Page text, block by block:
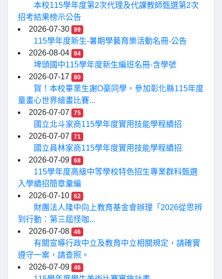
本校115學年度第2次代理及代課教師甄選第2次
招考結果榜示公告
2026-07-30
99
115學年度新生-暑期學藝育樂活動名冊-公告
2026-08-04
84
埤頭國中115學年度新生編班名冊-含學號
2026-07-17
80
賀！本校畢業生謝O豪同學，參加彰化縣115年度
童畫心世界繪畫比賽...
2026-07-07
75
國立北斗家商115學年度實用技能學程續招
2026-07-07
71
國立員林家商115學年度實用技能學程續招
2026-07-09
68
115學年度高級中等學校特色招生專業群科甄選
入學續招簡章彙編
2026-07-10
62
財團法人隆中向上教育基金會辦理「2026從思辨
到行動：第三屆怪咖...
2026-07-08
46
有關宣導行政中立及教育中立相關規定，請確實
遵守一案，請查照。
2026-07-09
46